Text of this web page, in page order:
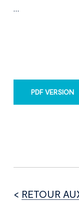
…
PDF VERSION
< RETOUR